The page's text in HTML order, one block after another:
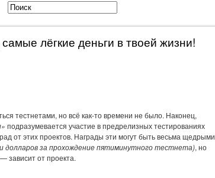
лёгкие деньги в твоей жизни!
тестнетами, но всё как-то времени не было. Наконец,
подразумевается участие в предрелизных тестированиях
от этих проектов. Награды эти могут быть весьма щедрыми
долларов за прохождение пятиминутного тестнета), но
зависит от проекта.